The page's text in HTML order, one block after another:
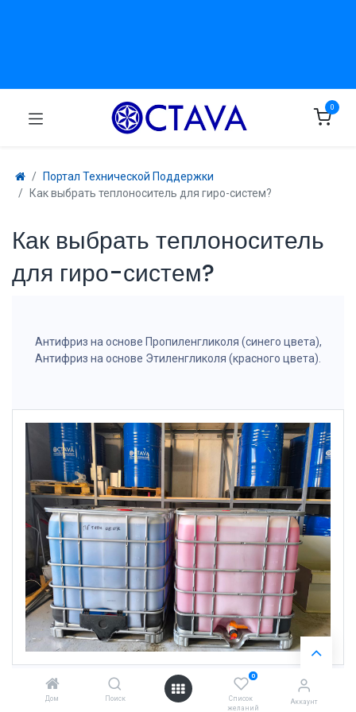
Дом Поиск
0
Список
желаний
Аккаунт
0
Портал Технической Поддержки
Как выбрать теплоноситель для гиро-систем?
Как выбрать теплоноситель
для гиро-систем?
Антифриз на основе Пропиленгликоля (синего цвета),
Антифриз на основе Этиленгликоля (красного цвета).